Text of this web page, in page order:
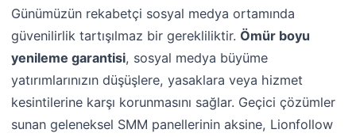
Günümüzün rekabetçi sosyal medya ortamında
güvenilirlik tartışılmaz bir gerekliliktir.Ömür boyu
yenileme garantisi, sosyal medya büyüme
yatırımlarınızın düşüşlere, yasaklara veya hizmet
kesintilerine karşı korunmasını sağlar. Geçici çözümler
sunan geleneksel SMM panellerinin aksine, Lionfollow